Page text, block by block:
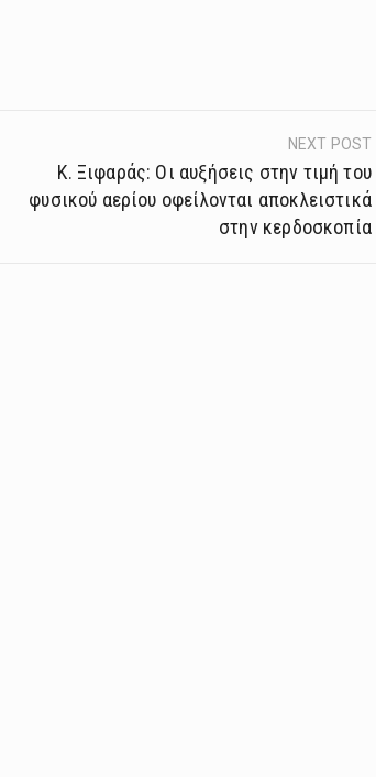
NEXT POST
Κ. Ξιφαράς: Οι αυξήσεις στην τιμή του
φυσικού αερίου οφείλονται αποκλειστικά
στην κερδοσκοπία